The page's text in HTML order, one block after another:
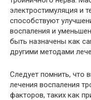
электростимуляция и
способствуют
воспаления и
быть назначены как
другими методами
Следует помнить, что
лечения воспаления
факторов, таких как